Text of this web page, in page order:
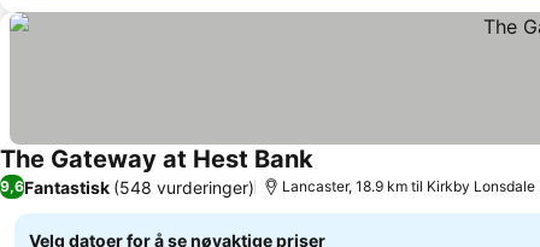
The Gateway at Hest Bank
9,6Fantastisk (548 vurderinger) Lancaster, 18.9 km til Kirkby Lonsdale
Velg datoer for å se nøyaktige priser